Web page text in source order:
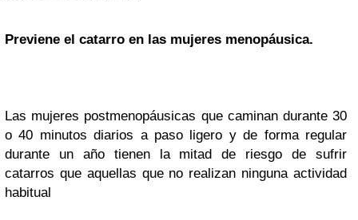
Previene el catarro en las mujeres menopáusica.
Las mujeres postmenopáusicas que caminan durante 30
o 40 minutos diarios a paso ligero y de forma regular
durante un año tienen la mitad de riesgo de sufrir
catarros que aquellas que no realizan ninguna actividad
habitual